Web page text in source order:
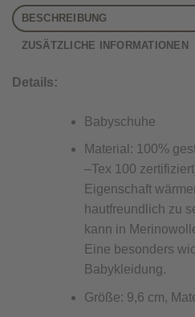
BESCHREIBUNG
ZUSÄTZLICHE INFORMATIONEN
Details:
Babyschuhe
Material: 100%
–Tex 100
Eigenschaft
hautfreundlich zu
kann in
Eine besonders
Babykleidung.
Größe: 9,6 cm,